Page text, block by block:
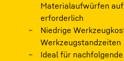
Materialaufwürfen
erforderlich
Niedrige
Werkzeugstandzeiten
Ideal für